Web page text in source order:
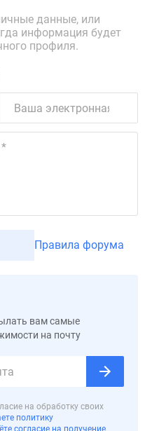
данные, или
информация будет
профиля.
Правила форума
вам самые
на почту
на обработку своих
политику
согласие на получение